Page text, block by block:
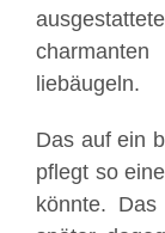
liebäugeln.
Das auf ein
pflegt so
könnte.